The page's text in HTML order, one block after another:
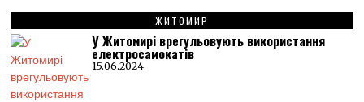
ЖИТОМИР
У Житомирі врегульовують використання
електросамокатів
15.06.2024